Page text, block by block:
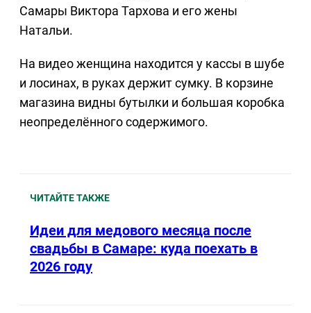
Самары Виктора Тархова и его жены
Натальи.
На видео женщина находится у кассы в шубе
и лосинах, в руках держит сумку. В корзине
магазина видны бутылки и большая коробка
неопределённого содержимого.
ЧИТАЙТЕ ТАКЖЕ
Идеи для медового месяца после
свадьбы в Самаре: куда поехать в
2026 году